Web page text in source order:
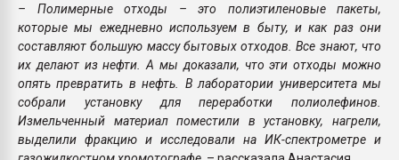
– Полимерные отходы – это полиэтиленовые пакеты,
которые мы ежедневно используем в быту, и как раз они
составляют большую массу бытовых отходов. Все знают, что
их делают из нефти. А мы доказали, что эти отходы можно
опять превратить в нефть. В лаборатории университета мы
собрали установку для переработки полиолефинов.
Измельченный материал поместили в установку, нагрели,
выделили фракцию и исследовали на ИК-спектрометре и